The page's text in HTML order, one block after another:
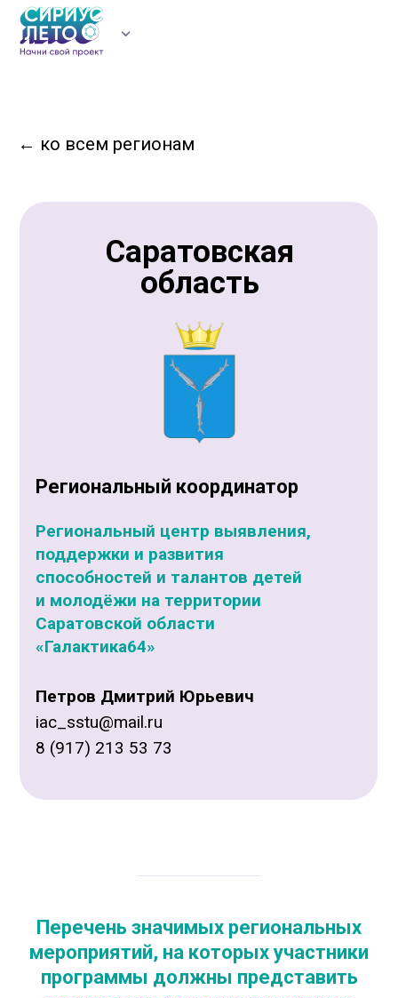
Саратовская
область
← ко всем регионам
Региональный координатор
Региональный центр выявления,
поддержки и развития
способностей и талантов детей
и молодёжи на территории
Саратовской области
«Галактика64»
Петров Дмитрий Юрьевич
iac_sstu@mail.ru
8 (917) 213 53 73
Перечень значимых региональных
мероприятий, на которых участники
программы должны представить